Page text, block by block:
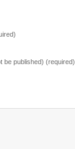
be published) (required)